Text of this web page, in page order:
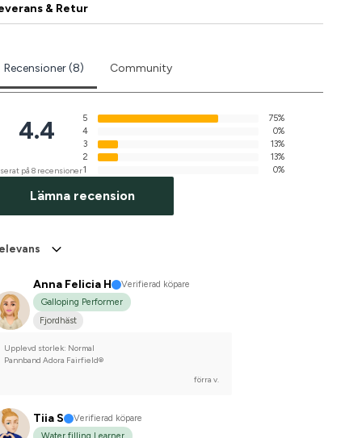
& Retur
Recensioner (8) Community
4.4
på 8 recensioner
5
75%
4
0%
3
13%
2
13%
1
0%
Lämna recension
Anna Felicia H
Verifierad köpare
Galloping Performer
Fjordhäst
Upplevd storlek: Normal
Pannband Adora Fairfield®
förra v.
Tiia S
Verifierad köpare